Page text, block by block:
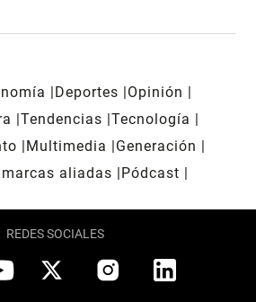
Deportes
Opinión
Tendencias Tecnología
Multimedia
Generación
aliadas
Pódcast
REDES SOCIALES